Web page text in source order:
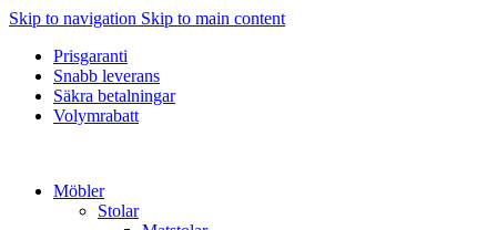
Skip to navigation Skip to main content
Prisgaranti
Snabb leverans
Säkra betalningar
Volymrabatt
Möbler
Stolar